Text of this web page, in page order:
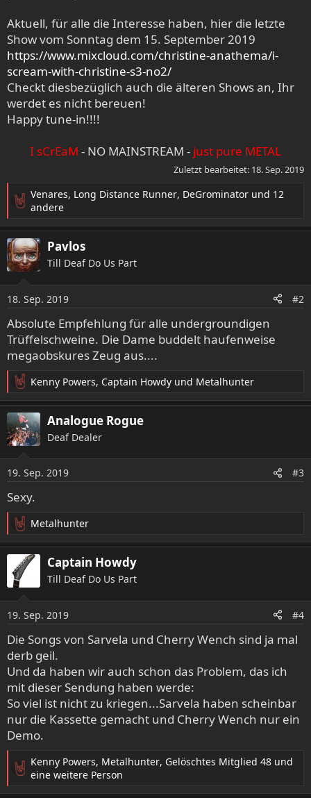
Aktuell, für alle die Interesse haben, hier die letzte
Show vom Sonntag dem 15. September 2019
https://www.mixcloud.com/christine-anathema/i-
scream-with-christine-s3-no2/
Checkt diesbezüglich auch die älteren Shows an, Ihr
werdet es nicht bereuen!
Happy tune-in!!!!
I sCrEaM - NO MAINSTREAM - just pure METAL
Zuletzt bearbeitet: 18. Sep. 2019
R
a
k
t
i
o
n
e
n
:
Venares, Long Distance Runner, DeGrominator und 12
andere
Pavlos
Till Deaf Do Us Part
18. Sep. 2019 #2
Absolute Empfehlung für alle undergroundigen
Trüffelschweine. Die Dame buddelt haufenweise
megaobskures Zeug aus....
R
e
a
k
t
n
e
n
Kenny Powers, Captain Howdy und Metalhunter
Analogue Rogue
Deaf Dealer
19. Sep. 2019 #3
Sexy.
R
e
a
k
t
n
e
n
:
Metalhunter
Captain Howdy
Till Deaf Do Us Part
19. Sep. 2019 #4
Die Songs von Sarvela und Cherry Wench sind ja mal
derb geil.
Und da haben wir auch schon das Problem, das ich
mit dieser Sendung haben werde:
So viel ist nicht zu kriegen...Sarvela haben scheinbar
nur die Kassette gemacht und Cherry Wench nur ein
Demo.
R
Kenny Powers, Metalhunter, Gelöschtes Mitglied 48 und
eine weitere Person